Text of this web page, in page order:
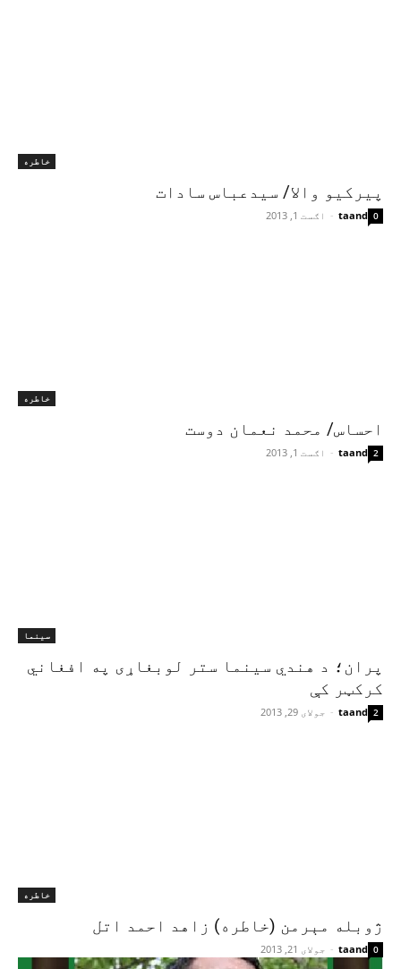
خاطره
پيرکیو والا/ سیدعباس سادات
taand
- اګست 1, 2013 0
خاطره
احساس/ محمد نعمان دوست
taand
- اګست 1, 2013 2
سینما
پران؛ د هندي سينما ستر لوبغاړی په افغاني
کرکټر کې
taand
- جولای 29, 2013 2
خاطره
ژوبله مېرمن (خاطره) زاهد احمد اتل
taand
- جولای 21, 2013 0